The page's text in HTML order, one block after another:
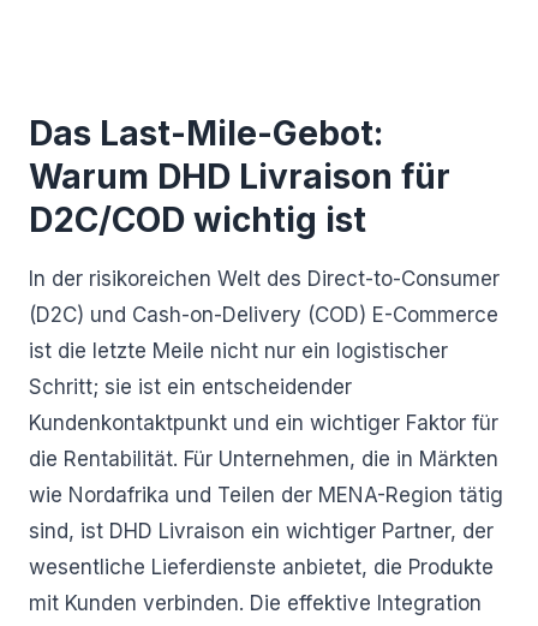
Das Last-Mile-Gebot:
Warum DHD Livraison für
D2C/COD wichtig ist
In der risikoreichen Welt des Direct-to-Consumer
(D2C) und Cash-on-Delivery (COD) E-Commerce
ist die letzte Meile nicht nur ein logistischer
Schritt; sie ist ein entscheidender
Kundenkontaktpunkt und ein wichtiger Faktor für
die Rentabilität. Für Unternehmen, die in Märkten
wie Nordafrika und Teilen der MENA-Region tätig
sind, ist DHD Livraison ein wichtiger Partner, der
wesentliche Lieferdienste anbietet, die Produkte
mit Kunden verbinden. Die effektive Integration